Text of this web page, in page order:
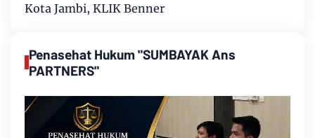
Kota Jambi, KLIK Benner
Penasehat Hukum "SUMBAYAK Ans
PARTNERS"